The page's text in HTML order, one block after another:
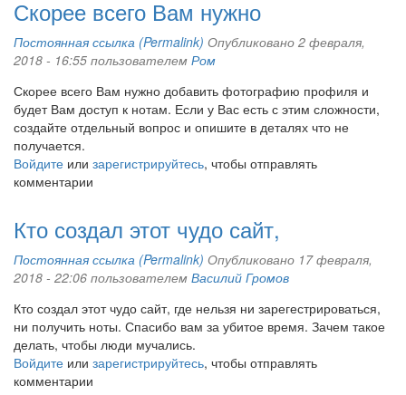
Скорее всего Вам нужно
Постоянная ссылка (Permalink) Опубликовано 2 февраля,
2018 - 16:55 пользователем Ром
Скорее всего Вам нужно добавить фотографию профиля и
будет Вам доступ к нотам. Если у Вас есть с этим сложности,
создайте отдельный вопрос и опишите в деталях что не
получается.
Войдите или зарегистрируйтесь, чтобы отправлять
комментарии
Кто создал этот чудо сайт,
Постоянная ссылка (Permalink) Опубликовано 17 февраля,
2018 - 22:06 пользователем Василий Громов
Кто создал этот чудо сайт, где нельзя ни зарегестрироваться,
ни получить ноты. Спасибо вам за убитое время. Зачем такое
делать, чтобы люди мучались.
Войдите или зарегистрируйтесь, чтобы отправлять
комментарии